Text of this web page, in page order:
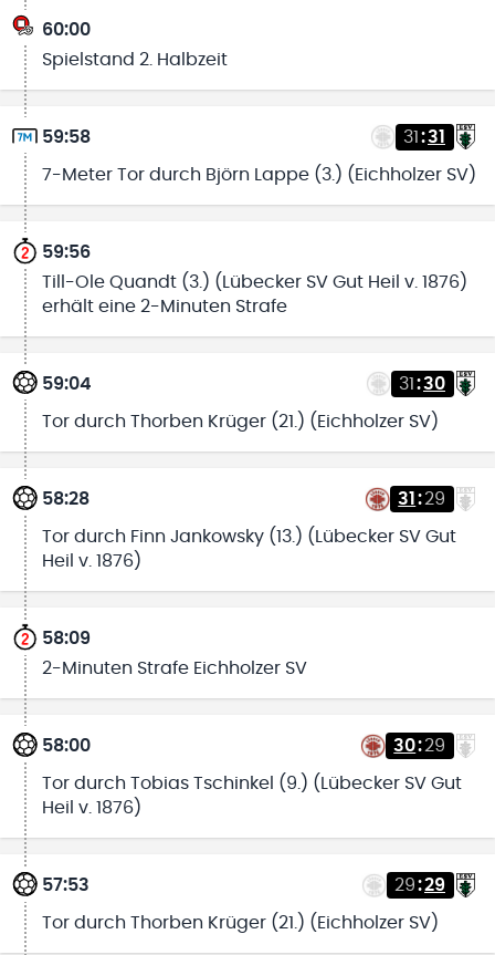
60:00
Spielstand 2. Halbzeit
59:58 31 :31
7-Meter Tor durch Björn Lappe (3.) (Eichholzer SV)
59:56
Till-Ole Quandt (3.) (Lübecker SV Gut Heil v. 1876)
erhält eine 2-Minuten Strafe
59:04 31 :30
Tor durch Thorben Krüger (21.) (Eichholzer SV)
58:28 31 :29
Tor durch Finn Jankowsky (13.) (Lübecker SV Gut
Heil v. 1876)
58:09
2-Minuten Strafe Eichholzer SV
58:00 30:29
Tor durch Tobias Tschinkel (9.) (Lübecker SV Gut
Heil v. 1876)
57:53 29:29
Tor durch Thorben Krüger (21.) (Eichholzer SV)